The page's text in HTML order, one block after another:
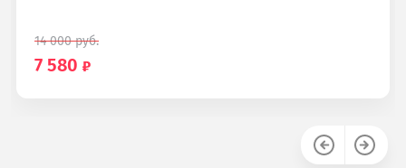
14 000руб.
7 580